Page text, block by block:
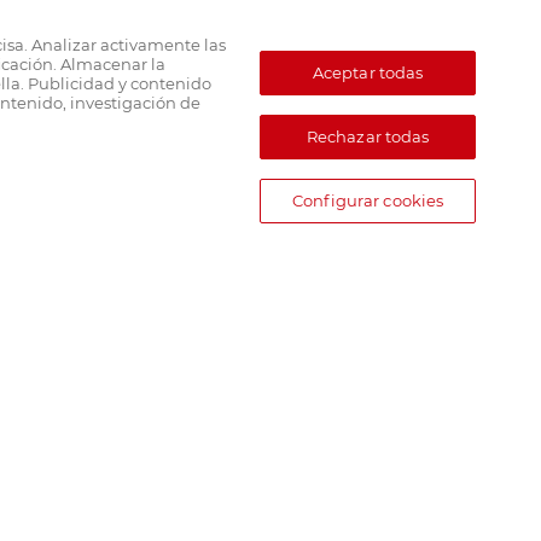
Analizar activamente las
Almacenar la
Publicidad y contenido
investigación de
Aceptar todas
Rechazar todas
Configurar cookies